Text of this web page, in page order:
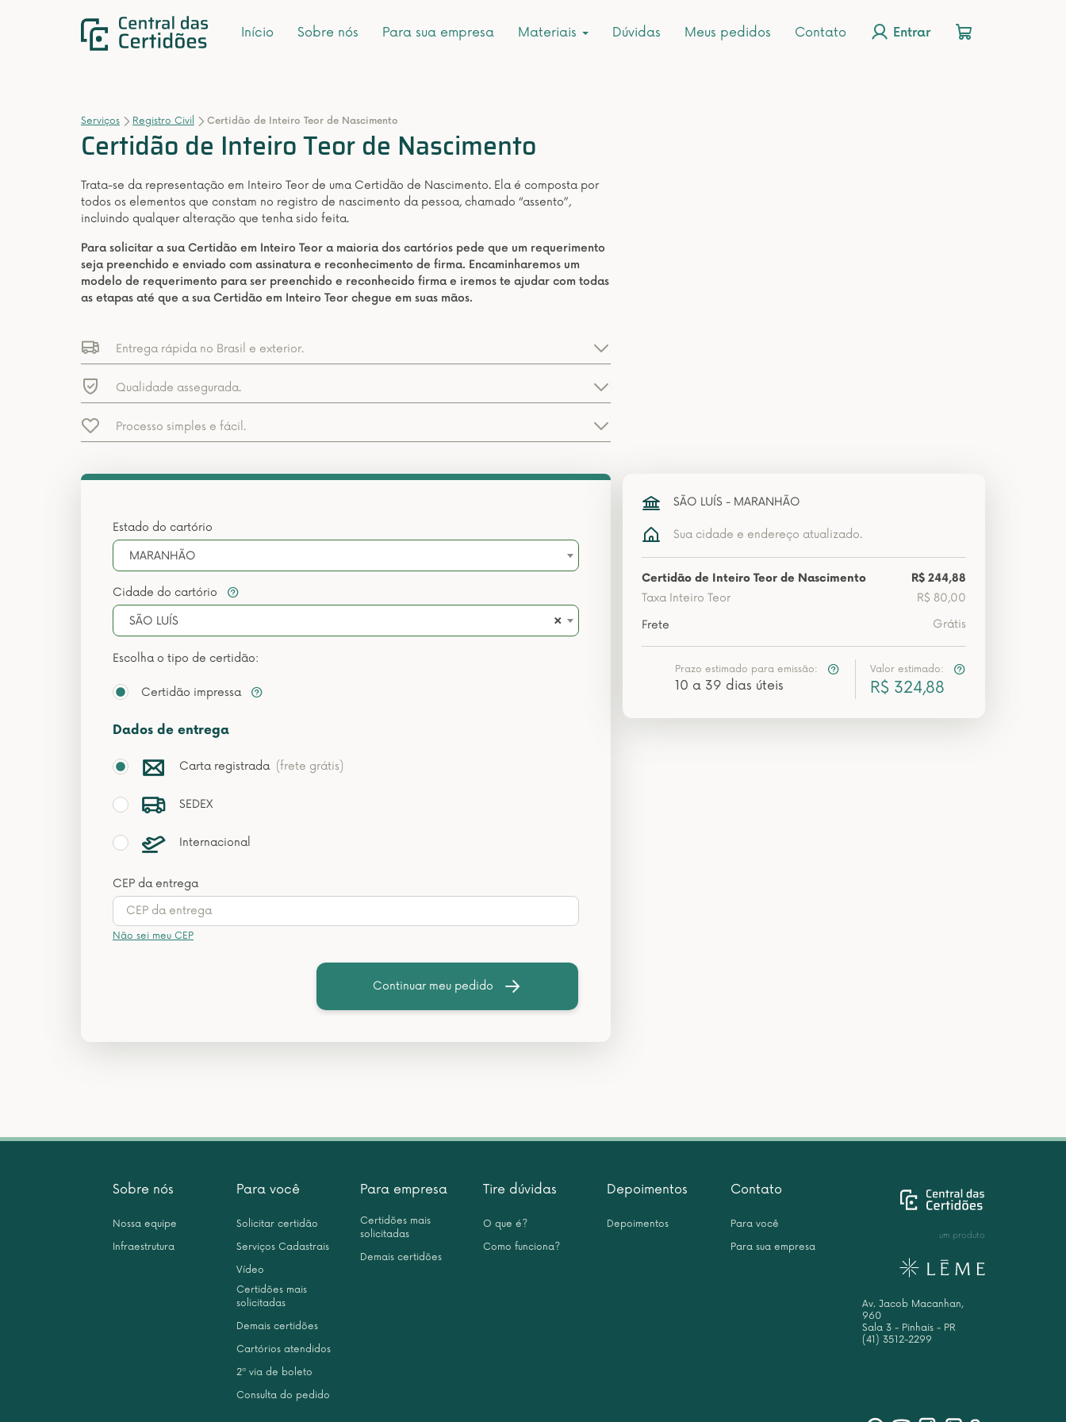
Início Sobre nós Para sua empresa Materiais Dúvidas Meus pedidos Contato Entrar
Serviços Registro Civil Certidão de Inteiro Teor de Nascimento
Certidão de Inteiro Teor de Nascimento
Trata-se da representação em Inteiro Teor de uma Certidão de Nascimento. Ela é composta por
todos os elementos que constam no registro de nascimento da pessoa, chamado “assento”,
incluindo qualquer alteração que tenha sido feita.
Para solicitar a sua Certidão em Inteiro Teor a maioria dos cartórios pede que um requerimento
seja preenchido e enviado com assinatura e reconhecimento de firma. Encaminharemos um
modelo de requerimento para ser preenchido e reconhecido firma e iremos te ajudar com todas
as etapas até que a sua Certidão em Inteiro Teor chegue em suas mãos.
Entrega rápida no Brasil e exterior.
Qualidade assegurada.
Processo simples e fácil.
Estado do cartório
MARANHÃO
Cidade do cartório
×
SÃO LUÍS
Escolha o tipo de certidão:
Certidão impressa
Dados de entrega
Carta registrada (frete grátis)
SEDEX
Internacional
CEP da entrega
Não sei meu CEP
Continuar meu pedido
SÃO LUÍS - MARANHÃO
Sua cidade e endereço atualizado.
Certidão de Inteiro Teor de Nascimento
R$ 244,88
Taxa Inteiro Teor
R$ 80,00
Frete
Grátis
Prazo estimado para emissão:
10 a 39 dias úteis
Valor estimado:
R$ 324,88
Sobre nós
Nossa equipe
Infraestrutura
Para você
Solicitar certidão
Serviços Cadastrais
Vídeo
Certidões mais
solicitadas
Demais certidões
Cartórios atendidos
2ª via de boleto
Consulta do pedido
Para empresa
Certidões mais
solicitadas
Demais certidões
Tire dúvidas
O que é?
Como funciona?
Depoimentos
Depoimentos
Contato
Para você
Para sua empresa
um produto
Av. Jacob Macanhan,
960
Sala 3 - Pinhais - PR
(41) 3512-2299